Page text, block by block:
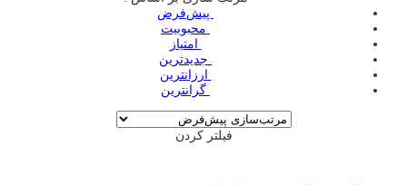
‌ پیش‌فرض
‌ محبوبیت
‌ امتیاز
‌ جدیدترین
‌ ارزانترین
‌ گرانترین
فیلتر کردن